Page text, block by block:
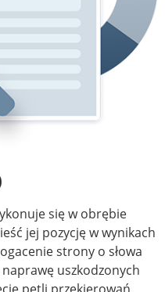
się w obrębie
jej pozycję w wynikach
strony o słowa
uszkodzonych
pętli przekierowań.